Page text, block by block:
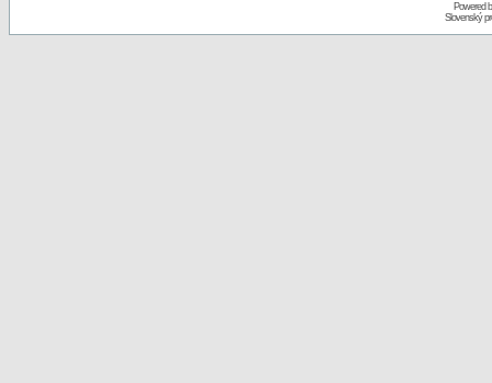
Powered
Slovenský